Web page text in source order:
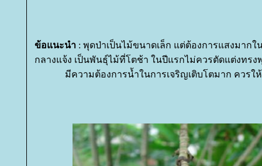
ข้อแนะนำ: พุดป่าเป็นไม้ขนาดเล็ก แต่ต้องการแสงมากใ
กลางแจ้ง เป็นพันธุ์ไม้ที่โตช้า ในปีแรกไม่ควรตัดแต่งทรง
มีความต้องการน้ำในการเจริญเติบโตมาก ควรใ